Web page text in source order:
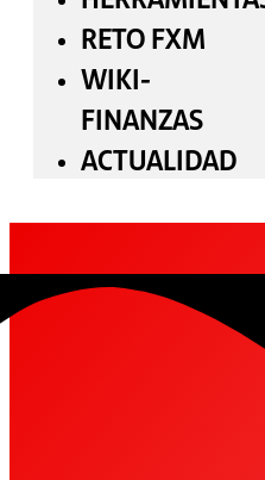
RETO FXM
WIKI-
FINANZAS
ACTUALIDAD